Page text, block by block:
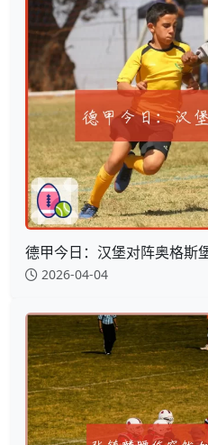
德甲今日：汉堡对阵奥格斯
2026-04-04